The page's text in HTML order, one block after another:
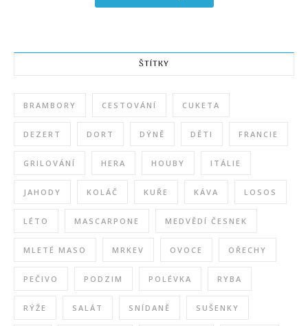
ŠTÍTKY
BRAMBORY CESTOVÁNÍ CUKETA
DEZERT DORT DÝNĚ DĚTI FRANCIE
GRILOVÁNÍ HERA HOUBY ITÁLIE
JAHODY KOLÁČ KUŘE KÁVA LOSOS
LÉTO MASCARPONE MEDVĚDÍ ČESNEK
MLETÉ MASO MRKEV OVOCE OŘECHY
PEČIVO PODZIM POLÉVKA RYBA
RÝŽE SALÁT SNÍDANĚ SUŠENKY